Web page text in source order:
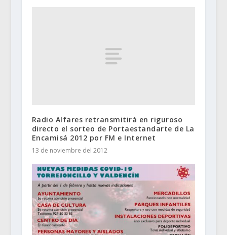
Radio Alfares retransmitirá en riguroso
directo el sorteo de Portaestandarte de La
Encamisá 2012 por FM e Internet
13 de noviembre del 2012